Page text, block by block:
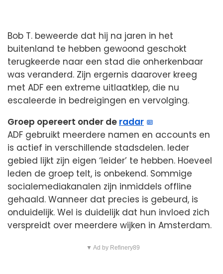
Bob T. beweerde dat hij na jaren in het
buitenland te hebben gewoond geschokt
terugkeerde naar een stad die onherkenbaar
was veranderd. Zijn ergernis daarover kreeg
met ADF een extreme uitlaatklep, die nu
escaleerde in bedreigingen en vervolging.
Groep opereert onder de radar
ADF gebruikt meerdere namen en accounts en
is actief in verschillende stadsdelen. Ieder
gebied lijkt zijn eigen ‘leider’ te hebben. Hoeveel
leden de groep telt, is onbekend. Sommige
socialemediakanalen zijn inmiddels offline
gehaald. Wanneer dat precies is gebeurd, is
onduidelijk. Wel is duidelijk dat hun invloed zich
verspreidt over meerdere wijken in Amsterdam.
▼ Ad by Refinery89